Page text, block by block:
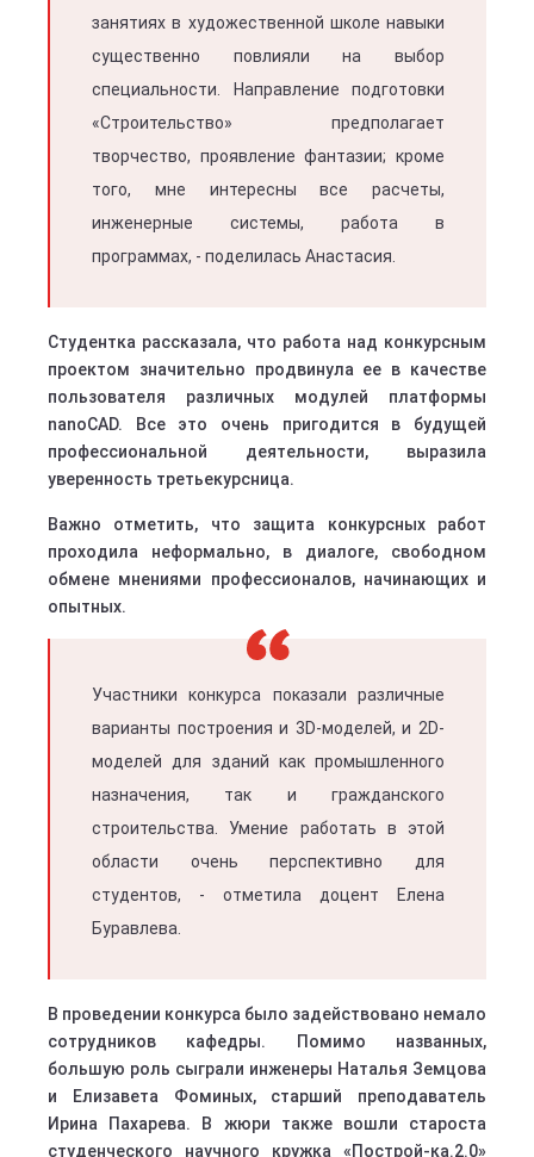
занятиях в художественной школе навыки
существенно повлияли на выбор
специальности. Направление подготовки
«Строительство» предполагает
творчество, проявление фантазии; кроме
того, мне интересны все расчеты,
инженерные системы, работа в
программах, - поделилась Анастасия.
Студентка рассказала, что работа над конкурсным
проектом значительно продвинула ее в качестве
пользователя различных модулей платформы
nanoCAD. Все это очень пригодится в будущей
профессиональной деятельности, выразила
уверенность третьекурсница.
Важно отметить, что защита конкурсных работ
проходила неформально, в диалоге, свободном
обмене мнениями профессионалов, начинающих и
опытных.
Участники конкурса показали различные
варианты построения и 3D-моделей, и 2D-
моделей для зданий как промышленного
назначения, так и гражданского
строительства. Умение работать в этой
области очень перспективно для
студентов, - отметила доцент Елена
Буравлева.
В проведении конкурса было задействовано немало
сотрудников кафедры. Помимо названных,
большую роль сыграли инженеры Наталья Земцова
и Елизавета Фоминых, старший преподаватель
Ирина Пахарева. В жюри также вошли староста
студенческого научного кружка «Построй-ка.2.0»